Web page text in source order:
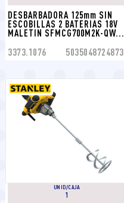
DESBARBADORA 125mm SIN
ESCOBILLAS 2 BATERIAS 18V
MALETIN SFMCG700M2K-QW...
3373.1076 5035048724873
UNID/CAJA
1